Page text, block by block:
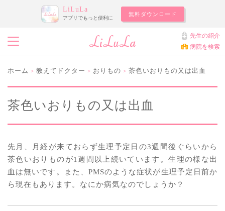
LiLuLa
アプリでもっと便利に
無料ダウンロード
先生の紹介
病院を検索
ホーム > 教えてドクター > おりもの > 茶色いおりもの又は出血
茶色いおりもの又は出血
先月、月経が来ておらず生理予定日の3週間後ぐらいから
茶色いおりものが1週間以上続いています。生理の様な出
血は無いです。また、PMSのような症状が生理予定日前か
ら現在もあります。なにか病気なのでしょうか？